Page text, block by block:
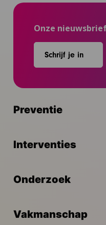
Onze
Schrijf je in
Preventie
Interventies
Onderzoek
Vakmanschap